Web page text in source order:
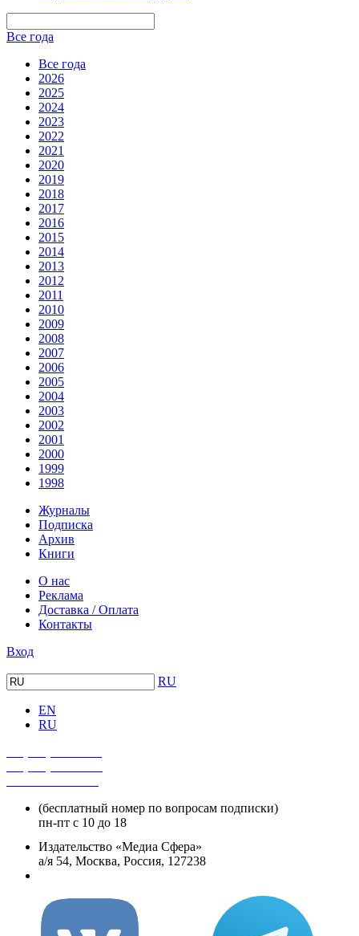
Все года
Все года
2026
2025
2024
2023
2022
2021
2020
2019
2018
2017
2016
2015
2014
2013
2012
2011
2010
2009
2008
2007
2006
2005
2004
2003
2002
2001
2000
1999
1998
Журналы
Подписка
Архив
Книги
О нас
Реклама
Доставка / Оплата
Контакты
Вход
RU
EN
RU
(бесплатный номер по вопросам подписки)
пн-пт с 10 до 18
Издательство «Медиа Сфера»
а/я 54, Москва, Россия, 127238